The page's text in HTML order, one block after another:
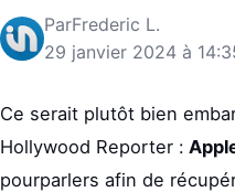
ParFrederic L.
29 janvier 2024 à
Ce serait plutôt bien
Hollywood Reporter :
pourparlers afin de